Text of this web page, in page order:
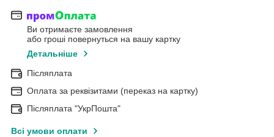
Ви отримаєте замовлення
або гроші повернуться на вашу картку
Детальніше
Післяплата
Оплата за реквізитами (переказ на картку)
Післяплата "УкрПошта"
Всі умови оплати